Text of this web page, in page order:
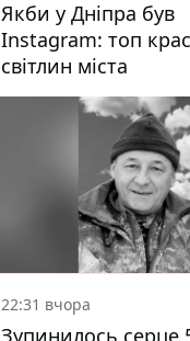
Якби у Дніпра був
Instagram: топ
світлин міста
22:31 вчора
Зупинилось серце